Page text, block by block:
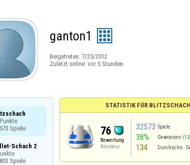
ganton1
Beigetreten: 7/25/2012
Zuletzt online: vor 5 Stunden
Spiele
Schach 2
Spiele
STATISTIK FÜR BLITZSCHACH
76
Bewertung
Amateur
32573 Spiele
38% Gewonnen
134 Durchschn.